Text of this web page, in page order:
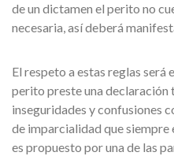
de un dictamen el perito no
necesaria, así deberá
El respeto a estas reglas será
perito preste una declaración
inseguridades y confusiones
de imparcialidad que
es propuesto por una de las